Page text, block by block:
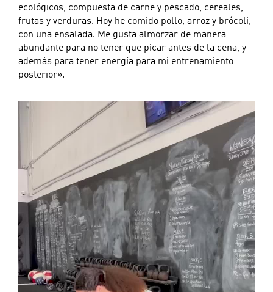
ecológicos, compuesta de carne y pescado, cereales,
frutas y verduras. Hoy he comido pollo, arroz y brócoli,
con una ensalada. Me gusta almorzar de manera
abundante para no tener que picar antes de la cena, y
además para tener energía para mi entrenamiento
posterior».